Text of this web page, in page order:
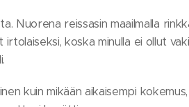
Nuorena reissasin maailmalla
koska minulla ei ollut
kuin mikään aikaisempi